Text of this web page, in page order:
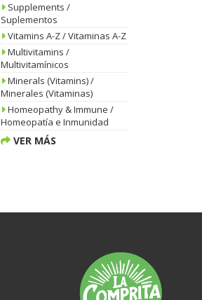
Supplements /
Suplementos
Vitamins A-Z / Vitaminas A-Z
Multivitamins /
Multivitamínicos
Minerals (Vitamins) /
Minerales (Vitaminas)
Homeopathy & Immune /
Homeopatía e Inmunidad
VER MÁS